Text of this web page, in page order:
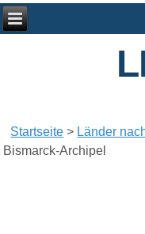
Startseite > Länder
Bismarck-Archipel